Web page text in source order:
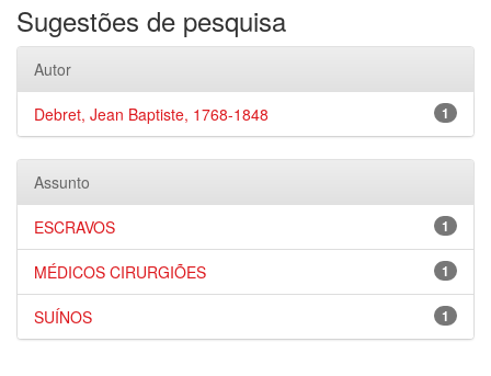
Sugestões de pesquisa
Autor
1
Debret, Jean Baptiste, 1768-1848
Assunto
1
ESCRAVOS
1
MÉDICOS CIRURGIÕES
1
SUÍNOS